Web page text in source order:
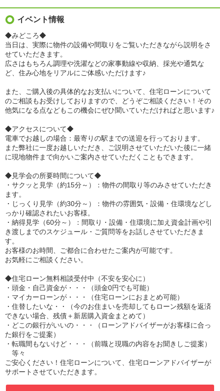
イベント情報
◆みどころ◆
当日は、実際に物件の設備や間取りをご覧いただきながら説明をさ
せていただきます。
広さはもちろん調理や洗濯などの家事動線や収納、採光や通気な
ど、住み心地をリアルにご体感いただけます♪
また、ご購入後の具体的なお支払いについて、住宅ローンについて
のご相談もお受けしておりますので、どうぞご相談ください！その
他気になる点などもこの機会にぜひ聞いていただければと思います♪
◆アクセスについて◆
電車でお越しの場合：最寄りの駅までの送迎を行っております。
また弊社に一度お越しいただき、ご説明させていただいた後に一緒
に現地物件まで向かいご案内させていただくこともできます。
◆見学会の所要時間について◆
・サクッと見学（約15分～）：物件の間取り等のみさせていただき
ます。
・じっくり見学（約30分～）：物件の雰囲気・設備・住環境などし
っかり確認されたいお客様。
・納得見学（60分～）：間取り・設備・住環境に加え資金計画や引
き渡しまでのスケジュール・ご質問等をお話しさせていただきま
す。
お客様のお時間、ご都合に合わせたご案内が可能です。
お気軽にご相談ください。
◆住宅ローン無料相談受付中（不安を安心に）
・頭金・自己資金が・・・（頭金0円でも可能）
・マイカーローンが・・・（住宅ローンにおまとめ可能）
・住替したいな・・（今のお住まいを売却してもローン残額を返済
できない場合、残債＋新居購入資金まとめて）
・どこの銀行がいいの・・・（ローンアドバイザーがお客様に合っ
た銀行をご提案）
・転職間もないけど・・・（前職と現職の内容をお聞きしご提案）
等々
ご安心ください！住宅ローンについて、住宅ローンアドバイザーが
サポートさせていただきます。